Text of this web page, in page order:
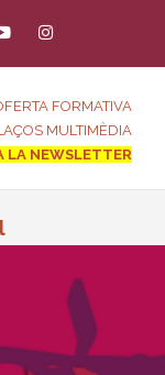
FORMATIVA
MULTIMÈDIA
LA NEWSLETTER